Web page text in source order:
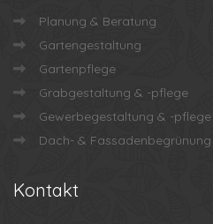
Planung & Beratung
Gartengestaltung
Gartenpflege
Grabgestaltung & -pflege
Gewerbegestaltung & -pflege
Dach- & Fassadenbegrünung
Kontakt